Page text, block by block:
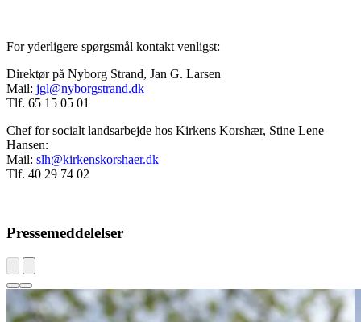
For yderligere spørgsmål kontakt venligst:
Direktør på Nyborg Strand, Jan G. Larsen
Mail: jgl@nyborgstrand.dk
Tlf. 65 15 05 01
Chef for socialt landsarbejde hos Kirkens Korshær, Stine Lene
Hansen:
Mail: slh@kirkenskorshaer.dk
Tlf. 40 29 74 02
Pressemeddelelser